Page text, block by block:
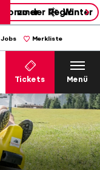
zu der Region
Sommer Winter
Jobs Merkliste
Tickets Menü